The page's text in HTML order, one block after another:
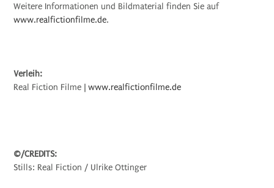
Weitere Informationen und Bildmaterial finden Sie auf
www.realfictionfilme.de.
Verleih:
Real Fiction Filme | www.realfictionfilme.de
©/CREDITS:
Stills: Real Fiction / Ulrike Ottinger